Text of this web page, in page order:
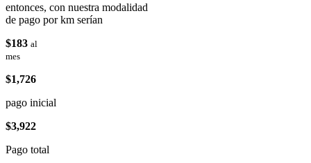
entonces, con nuestra modalidad
de pago por km serían
$183 al
mes
$1,726
pago inicial
$3,922
Pago total